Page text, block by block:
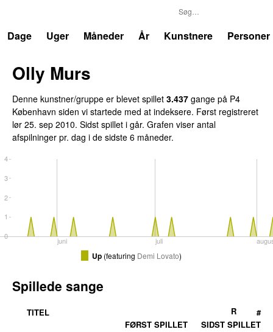
Dage
Uger Måneder År Kunstnere Personer
Olly Murs
Denne kunstner/gruppe er blevet spillet 3.437 gange på P4
København siden vi startede med at indeksere. Først registreret
lør 25. sep 2010. Sidst spillet i går. Grafen viser antal
afspilninger pr. dag i de sidste 6 måneder.
juni juli
0
1
2
3
4
Up(featuring Demi Lovato)
Spillede sange
TITEL
FØRST SPILLET
SIDST SPILLET
R #